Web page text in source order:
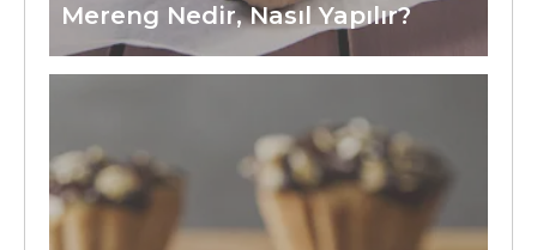
Mereng Nedir, Nasıl Yapılır?